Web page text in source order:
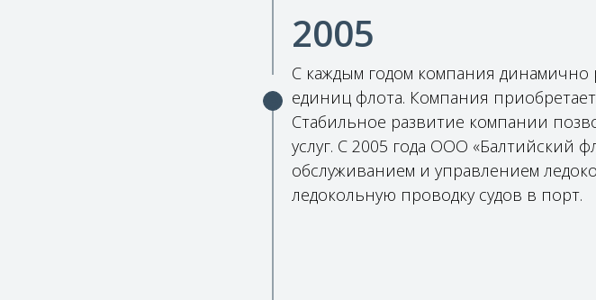
2005
С каждым годом компания динамично
единиц флота. Компания
Стабильное развитие компании
услуг. С 2005 года ООО «Балтийский
обслуживанием и управлением
ледокольную проводку судов в порт.